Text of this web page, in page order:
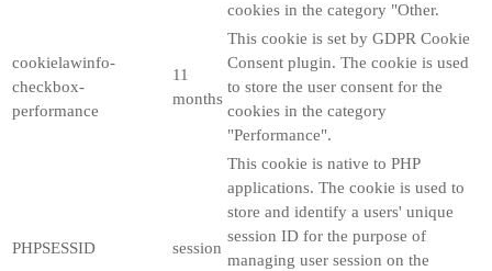
cookies in the category "Other.
cookielawinfo-
checkbox-
performance
11
months
This cookie is set by GDPR Cookie
Consent plugin. The cookie is used
to store the user consent for the
cookies in the category
"Performance".
PHPSESSID session
This cookie is native to PHP
applications. The cookie is used to
store and identify a users' unique
session ID for the purpose of
managing user session on the